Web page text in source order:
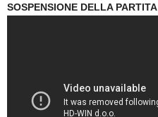
SOSPENSIONE DELLA PARTITA